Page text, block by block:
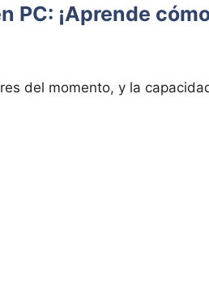
PC: ¡Aprende
del momento, y la